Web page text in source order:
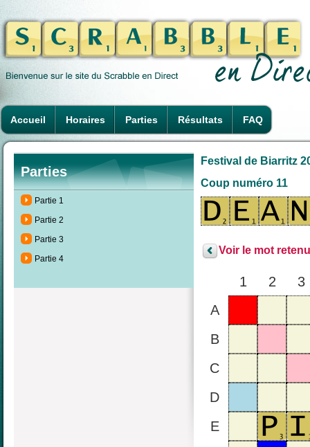
Accueil Horaires Parties Résultats FAQ
Parties
Partie 1
Partie 2
Partie 3
Partie 4
Festival de Biarritz
Coup numéro 11
Voir le mot
1 2
3
A
B
C
D
E